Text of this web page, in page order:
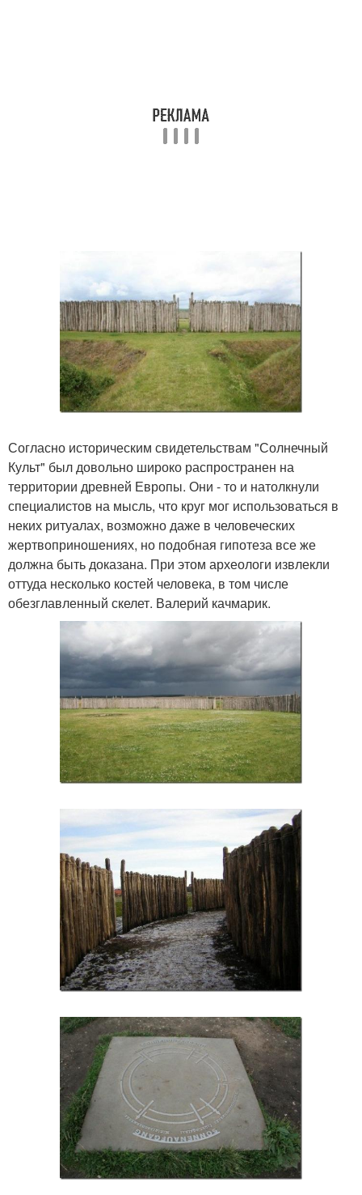
Согласно историческим свидетельствам "Солнечный
Культ" был довольно широко распространен на
территории древней Европы. Они - то и натолкнули
специалистов на мысль, что круг мог использоваться в
неких ритуалах, возможно даже в человеческих
жертвоприношениях, но подобная гипотеза все же
должна быть доказана. При этом археологи извлекли
оттуда несколько костей человека, в том числе
обезглавленный скелет. Валерий качмарик.